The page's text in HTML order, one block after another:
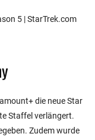
5 | StarTrek.com
die neue Star
Staffel verlängert.
Zudem wurde